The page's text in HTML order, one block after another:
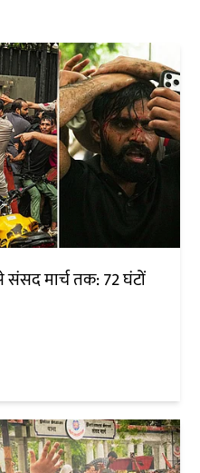
मार्च तक: 72 घंटों